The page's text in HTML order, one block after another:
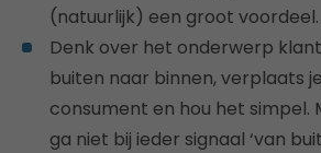
(natuurlijk) een groot voordeel.
Denk over het onderwerp
buiten naar binnen, verplaats
consument en hou het simpel.
ga niet bij ieder signaal ‘van